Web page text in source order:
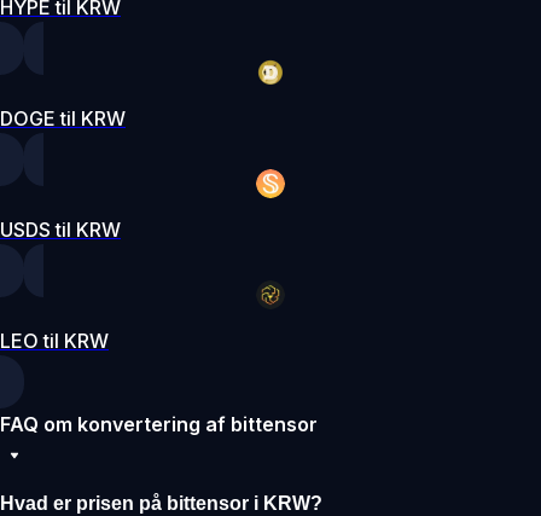
HYPE til KRW
DOGE til KRW
USDS til KRW
LEO til KRW
FAQ om konvertering af bittensor
Hvad er prisen på bittensor i KRW?